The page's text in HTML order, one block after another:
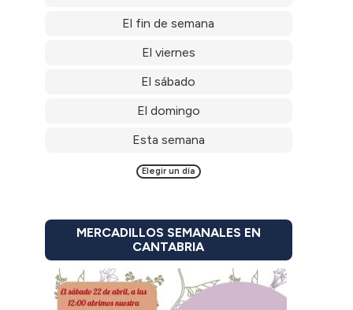
El fin de semana
El viernes
El sábado
El domingo
Esta semana
Elegir un día
MERCADILLOS SEMANALES EN
CANTABRIA